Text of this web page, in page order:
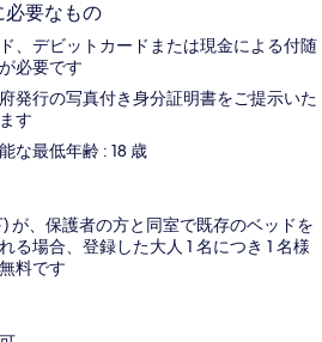
必要なもの
、デビットカードまたは現金による付随
必要です
発行の写真付き身分証明書をご提示いた
す
な最低年齢 : 18 歳
が、保護者の方と同室で既存のベッドを
る場合、登録した大人 1 名につき 1 名様
料です